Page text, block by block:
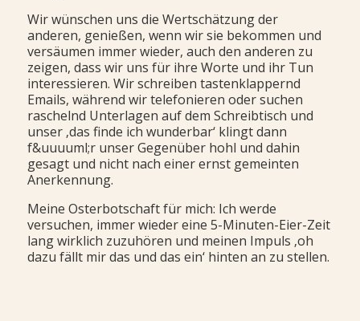
Wir wünschen uns die Wertschätzung der
anderen, genießen, wenn wir sie bekommen und
versäumen immer wieder, auch den anderen zu
zeigen, dass wir uns für ihre Worte und ihr Tun
interessieren. Wir schreiben tastenklappernd
Emails, während wir telefonieren oder suchen
raschelnd Unterlagen auf dem Schreibtisch und
unser ‚das finde ich wunderbar‘ klingt dann
f&uuuuml;r unser Gegenüber hohl und dahin
gesagt und nicht nach einer ernst gemeinten
Anerkennung.
Meine Osterbotschaft für mich: Ich werde
versuchen, immer wieder eine 5-Minuten-Eier-Zeit
lang wirklich zuzuhören und meinen Impuls ‚oh
dazu fällt mir das und das ein‘ hinten an zu stellen.